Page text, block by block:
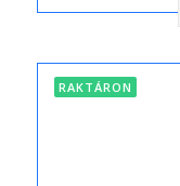
RAKTÁRON